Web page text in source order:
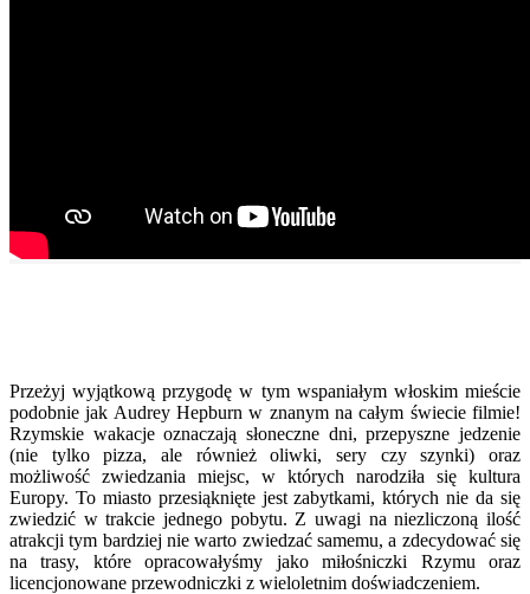
Przeżyj wyjątkową przygodę w tym wspaniałym włoskim mieście
podobnie jak Audrey Hepburn w znanym na całym świecie filmie!
Rzymskie wakacje oznaczają słoneczne dni, przepyszne jedzenie
(nie tylko pizza, ale również oliwki, sery czy szynki) oraz
możliwość zwiedzania miejsc, w których narodziła się kultura
Europy. To miasto przesiąknięte jest zabytkami, których nie da się
zwiedzić w trakcie jednego pobytu. Z uwagi na niezliczoną ilość
atrakcji tym bardziej nie warto zwiedzać samemu, a zdecydować się
na trasy, które opracowałyśmy jako miłośniczki Rzymu oraz
licencjonowane przewodniczki z wieloletnim doświadczeniem.